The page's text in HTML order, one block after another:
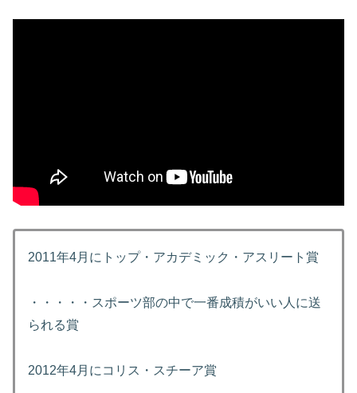
2011年4月にトップ・アカデミック・アスリート賞
・・・・・スポーツ部の中で一番成積がいい人に送
られる賞
2012年4月にコリス・スチーア賞